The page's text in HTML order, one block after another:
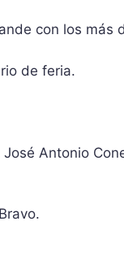
con los más
de feria.
Antonio